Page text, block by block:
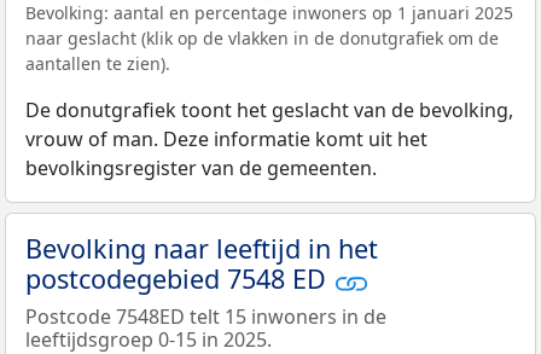
Bevolking: aantal en percentage inwoners op 1 januari 2025
naar geslacht (klik op de vlakken in de donutgrafiek om de
aantallen te zien).
De donutgrafiek toont het geslacht van de bevolking,
vrouw of man. Deze informatie komt uit het
bevolkingsregister van de gemeenten.
Bevolking naar leeftijd in het
postcodegebied 7548 ED
Postcode 7548ED telt 15 inwoners in de
leeftijdsgroep 0-15 in 2025.